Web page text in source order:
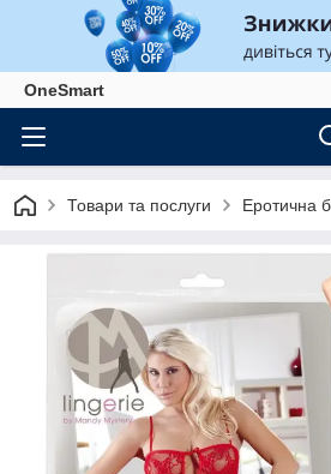
OneSmart
Товари та послуги Еротична